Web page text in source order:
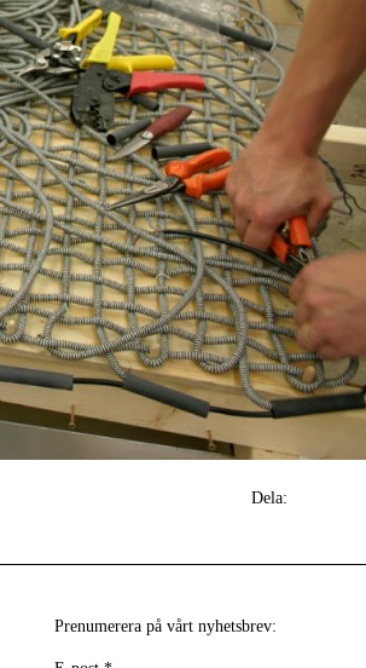
Dela:
Prenumerera på vårt nyhetsbrev: